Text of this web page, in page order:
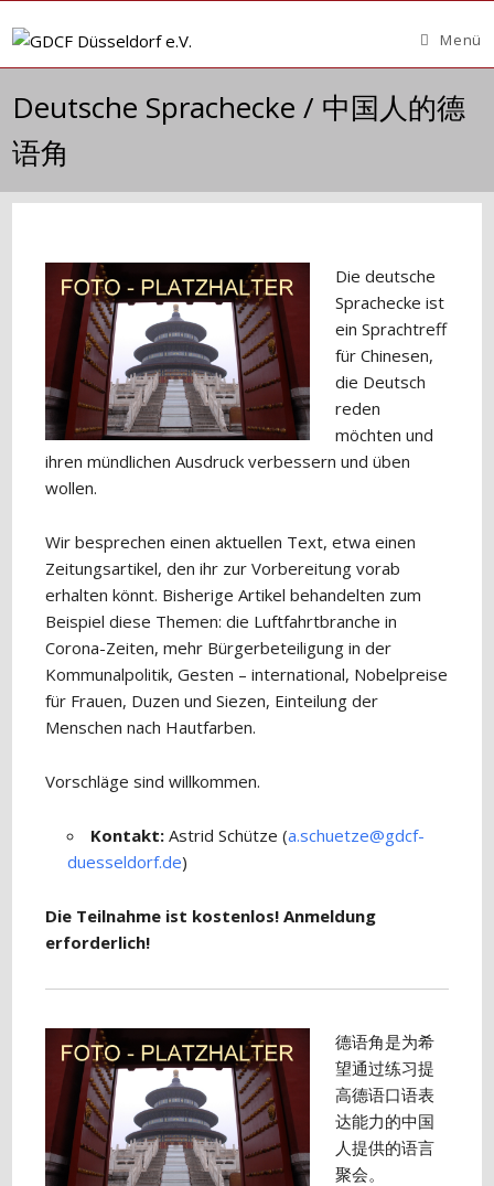
Inhalt
Menü
Deutsche Sprachecke / 中国人的德
语角
Die deutsche
Sprachecke ist
ein Sprachtreff
für Chinesen,
die Deutsch
reden
möchten und
ihren mündlichen Ausdruck verbessern und üben
wollen.
Wir besprechen einen aktuellen Text, etwa einen
Zeitungsartikel, den ihr zur Vorbereitung vorab
erhalten könnt. Bisherige Artikel behandelten zum
Beispiel diese Themen: die Luftfahrtbranche in
Corona-Zeiten, mehr Bürgerbeteiligung in der
Kommunalpolitik, Gesten – international, Nobelpreise
für Frauen, Duzen und Siezen, Einteilung der
Menschen nach Hautfarben.
Vorschläge sind willkommen.
Kontakt: Astrid Schütze (a.schuetze@gdcf-
duesseldorf.de)
Die Teilnahme ist kostenlos! Anmeldung
erforderlich!
德语角是为希
望通过练习提
高德语口语表
达能力的中国
人提供的语言
聚会。